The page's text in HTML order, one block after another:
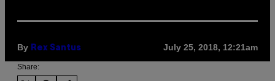
By Rex Santus July 25, 2018, 12:21am
Share: